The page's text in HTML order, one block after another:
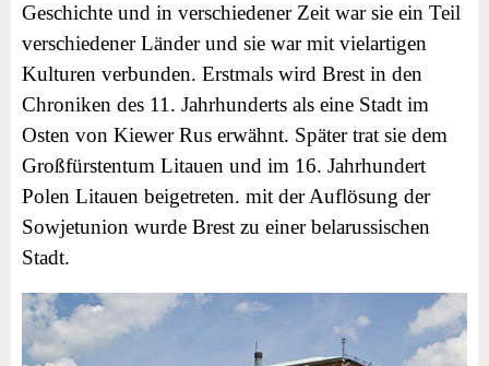
Geschichte und in verschiedener Zeit war sie ein Teil
verschiedener Länder und sie war mit vielartigen
Kulturen verbunden. Erstmals wird Brest in den
Chroniken des 11. Jahrhunderts als eine Stadt im
Osten von Kiewer Rus erwähnt. Später trat sie dem
Großfürstentum Litauen und im 16. Jahrhundert
Polen Litauen beigetreten. mit der Auflösung der
Sowjetunion wurde Brest zu einer belarussischen
Stadt.